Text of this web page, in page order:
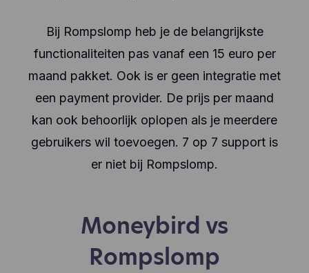
Bij Rompslomp heb je de belangrijkste
functionaliteiten pas vanaf een 15 euro per
maand pakket. Ook is er geen integratie met
een payment provider. De prijs per maand
kan ook behoorlijk oplopen als je meerdere
gebruikers wil toevoegen. 7 op 7 support is
er niet bij Rompslomp.
Moneybird vs
Rompslomp